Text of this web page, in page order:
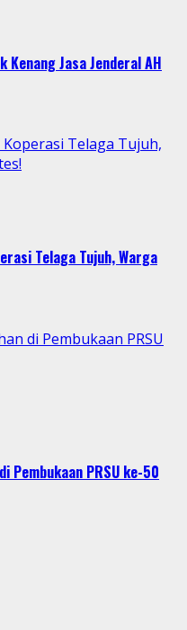
Kenang Jasa Jenderal AH
Telaga Tujuh,
Telaga Tujuh, Warga
di Pembukaan PRSU
Pembukaan PRSU ke-50